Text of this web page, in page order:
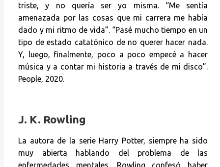
triste, y no quería ser yo misma. “Me sentía
amenazada por las cosas que mi carrera me había
dado y mi ritmo de vida”. “Pasé mucho tiempo en un
tipo de estado catatónico de no querer hacer nada.
Y, luego, finalmente, poco a poco empecé a hacer
música y a contar mi historia a través de mi disco”.
People, 2020.
J. K. Rowling
La autora de la serie Harry Potter, siempre ha sido
muy abierta hablando del problema de las
enfermedades mentales. Rowling confesó haber